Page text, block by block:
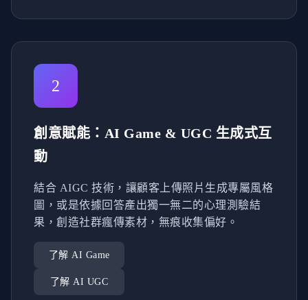
2
創意賦能：AI Game & UGC 生成式互
動
結合 AIGC 技術，讓顧客上傳照片生成專屬風格
圖，或是依據回答產出獨一無二的心理測驗結
果，創造社群瘋傳素材，無痕收集偏好。
了解 AI Game
了解 AI UGC